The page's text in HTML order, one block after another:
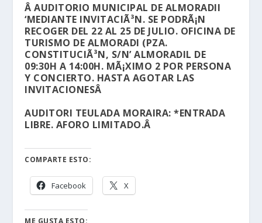
Â AUDITORIO MUNICIPAL DE ALMORADII
‘MEDIANTE INVITACIÃ³N. SE PODRÃ¡N
RECOGER DEL 22 AL 25 DE JULIO. OFICINA DE
TURISMO DE ALMORADI (PZA.
CONSTITUCIÃ³N, S/N’ ALMORADIL DE
09:30H A 14:00H. MÃ¡XIMO 2 POR PERSONA
Y CONCIERTO. HASTA AGOTAR LAS
INVITACIONESÂ
AUDITORI TEULADA MORAIRA: *ENTRADA
LIBRE. AFORO LIMITADO.Â
COMPARTE ESTO:
Facebook X
ME GUSTA ESTO: